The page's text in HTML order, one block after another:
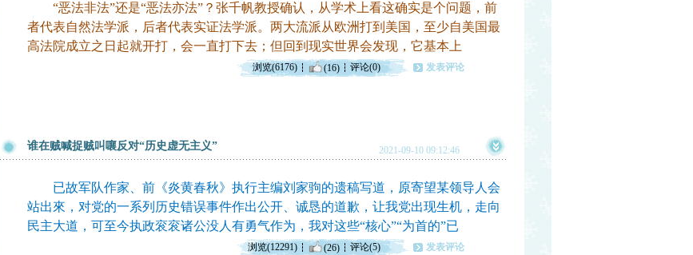
“恶法非法”还是“恶法亦法”？张千帆教授确认，从学术上看这确实是个问题，前
者代表自然法学派，后者代表实证法学派。两大流派从欧洲打到美国，至少自美国最
高法院成立之日起就开打，会一直打下去；但回到现实世界会发现，它基本上
浏览(6176) (16) 评论(0) 发表评论
谁在贼喊捉贼叫嚷反对“历史虚无主义” 2021-09-10 09:12:46
已故军队作家、前《炎黄春秋》执行主编刘家驹的遗稿写道，原寄望某领导人会
站出來，对党的一系列历史错误事件作出公开、诚恳的道歉，让我党出现生机，走向
民主大道，可至今执政衮衮诸公没人有勇气作为，我对这些“核心”“为首的”已
浏览(12291) (26) 评论(5) 发表评论